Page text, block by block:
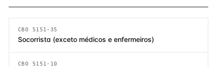
CBO 5151-35
Socorrista (exceto médicos e enfermeiros)
CBO 5151-10